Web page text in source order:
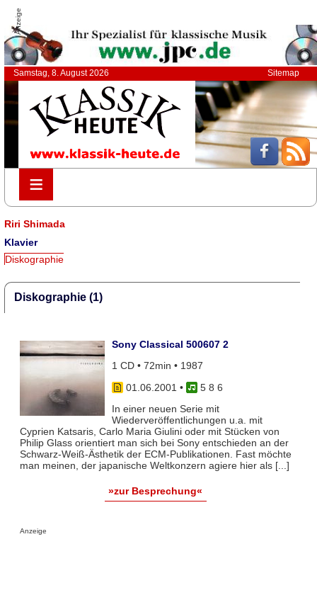
Anzeige
Samstag, 8. August 2026 Sitemap
≡
≡
Riri Shimada
Klavier
Diskographie
Diskographie (1)
Sony Classical 500607 2
1 CD • 72min • 1987
01.06.2001 •
5 8 6
In einer neuen Serie mit
Wiederveröffentlichungen u.a. mit
Cyprien Katsaris, Carlo Maria Giulini oder mit Stücken von
Philip Glass orientiert man sich bei Sony entschieden an der
Schwarz-Weiß-Ästhetik der ECM-Publikationen. Fast möchte
man meinen, der japanische Weltkonzern agiere hier als [...]
»zur Besprechung«
Anzeige